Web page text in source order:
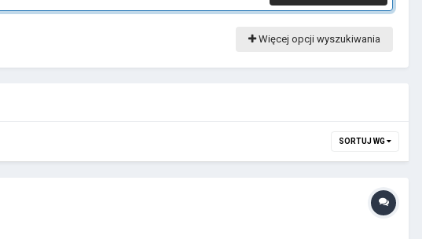
Więcej opcji wyszukiwania
SORTUJ WG